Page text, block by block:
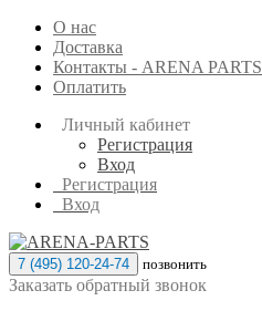
О нас
Доставка
Контакты - ARENA PARTS
Оплатить
Личный кабинет
Регистрация
Вход
Регистрация
Вход
7 (495) 120-24-74 позвонить
Заказать обратный звонок